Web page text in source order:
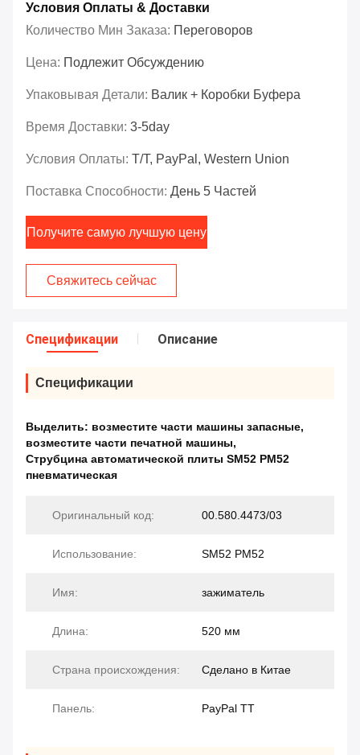
Условия Оплаты & Доставки
Количество Мин Заказа: Переговоров
Цена: Подлежит Обсуждению
Упаковывая Детали: Валик + Коробки Буфера
Время Доставки: 3-5day
Условия Оплаты: T/T, PayPal, Western Union
Поставка Способности: День 5 Частей
Получите самую лучшую цену
Свяжитесь сейчас
Спецификации Описание
Спецификации
Выделить: возместите части машины запасные,
возместите части печатной машины,
Струбцина автоматической плиты SM52 PM52
пневматическая
Оригинальный код: 00.580.4473/03
Использование: SM52 PM52
Имя: зажиматель
Длина: 520 мм
Страна происхождения: Сделано в Китае
Панель: PayPal TT